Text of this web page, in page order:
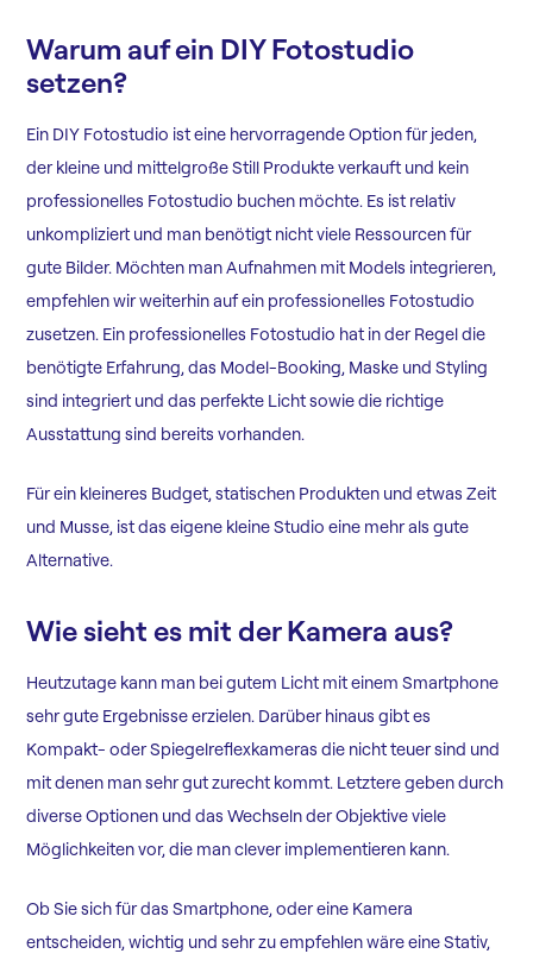
Warum auf ein DIY Fotostudio
setzen?
Ein DIY Fotostudio ist eine hervorragende Option für jeden,
der kleine und mittelgroße Still Produkte verkauft und kein
professionelles Fotostudio buchen möchte. Es ist relativ
unkompliziert und man benötigt nicht viele Ressourcen für
gute Bilder. Möchten man Aufnahmen mit Models integrieren,
empfehlen wir weiterhin auf ein professionelles Fotostudio
zusetzen. Ein professionelles Fotostudio hat in der Regel die
benötigte Erfahrung, das Model-Booking, Maske und Styling
sind integriert und das perfekte Licht sowie die richtige
Ausstattung sind bereits vorhanden.
Für ein kleineres Budget, statischen Produkten und etwas Zeit
und Musse, ist das eigene kleine Studio eine mehr als gute
Alternative.
Wie sieht es mit der Kamera aus?
Heutzutage kann man bei gutem Licht mit einem Smartphone
sehr gute Ergebnisse erzielen. Darüber hinaus gibt es
Kompakt- oder Spiegelreflexkameras die nicht teuer sind und
mit denen man sehr gut zurecht kommt. Letztere geben durch
diverse Optionen und das Wechseln der Objektive viele
Möglichkeiten vor, die man clever implementieren kann.
Ob Sie sich für das Smartphone, oder eine Kamera
entscheiden, wichtig und sehr zu empfehlen wäre eine Stativ,